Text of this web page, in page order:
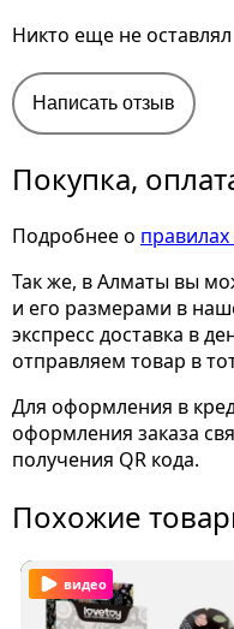
Никто еще не
Написать отзыв
Покупка,
Подробнее о
Так же, в Алматы вы
и его размерами в
экспресс доставка в
отправляем товар в
Для оформления в
оформления заказа
получения QR кода.
Похожие
видео